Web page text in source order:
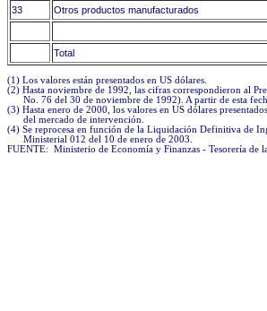
33 Otros productos manufacturados
Total
(1) Los valores están presentados en US dólares.
(2) Hasta noviembre de 1992, las cifras correspondieron al
No. 76 del 30 de noviembre de 1992). A partir de esta
(3) Hasta enero de 2000, los valores en US dólares
      del mercado de intervención.
(4) Se reprocesa en función de la Liquidación Definitiva de
      Ministerial 012 del 10 de enero de 2003.